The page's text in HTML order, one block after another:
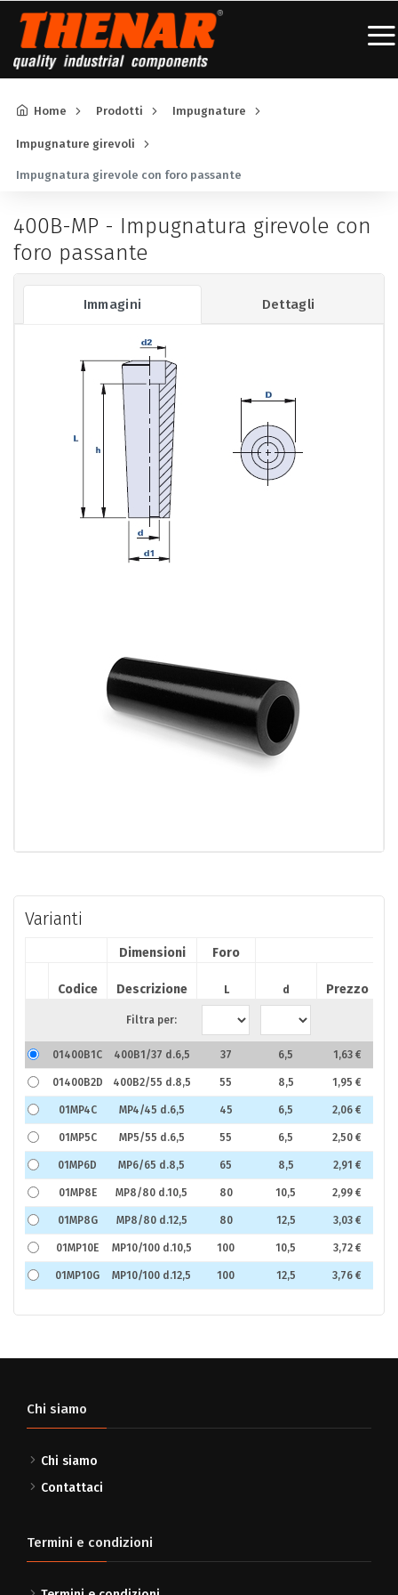
Home Prodotti Impugnature
Impugnature girevoli
Impugnatura girevole con foro passante
400B-MP - Impugnatura girevole con
foro passante
Immagini Dettagli
Varianti
Dimensioni Foro
Codice Descrizione L d Prezzo
Filtra per:
01400B1C 400B1/37 d.6,5 37 6,5 1,63 €
01400B2D 400B2/55 d.8,5 55 8,5 1,95 €
01MP4C MP4/45 d.6,5 45 6,5 2,06 €
01MP5C MP5/55 d.6,5 55 6,5 2,50 €
01MP6D MP6/65 d.8,5 65 8,5 2,91 €
01MP8E MP8/80 d.10,5 80 10,5 2,99 €
01MP8G MP8/80 d.12,5 80 12,5 3,03 €
01MP10E MP10/100 d.10,5 100 10,5 3,72 €
01MP10G MP10/100 d.12,5 100 12,5 3,76 €
Chi siamo
Chi siamo
Contattaci
Termini e condizioni